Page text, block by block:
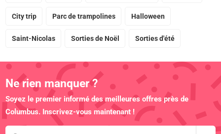
City trip Parc de trampolines Halloween
Saint-Nicolas Sorties de Noël Sorties d'été
Ne rien manquer ?
Soyez le premier informé des meilleures offres près de
Columbus. Inscrivez-vous maintenant !